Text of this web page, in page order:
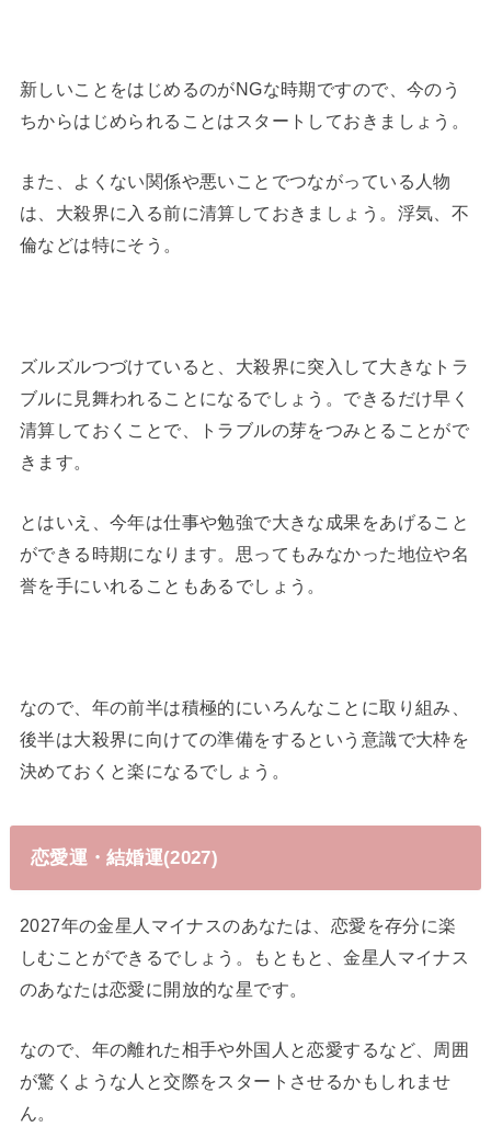
新しいことをはじめるのがNGな時期ですので、今のう
ちからはじめられることはスタートしておきましょう。
また、よくない関係や悪いことでつながっている人物
は、大殺界に入る前に清算しておきましょう。浮気、不
倫などは特にそう。
ズルズルつづけていると、大殺界に突入して大きなトラ
ブルに見舞われることになるでしょう。できるだけ早く
清算しておくことで、トラブルの芽をつみとることがで
きます。
とはいえ、今年は仕事や勉強で大きな成果をあげること
ができる時期になります。思ってもみなかった地位や名
誉を手にいれることもあるでしょう。
なので、年の前半は積極的にいろんなことに取り組み、
後半は大殺界に向けての準備をするという意識で大枠を
決めておくと楽になるでしょう。
恋愛運・結婚運(2027)
2027年の金星人マイナスのあなたは、恋愛を存分に楽
しむことができるでしょう。もともと、金星人マイナス
のあなたは恋愛に開放的な星です。
なので、年の離れた相手や外国人と恋愛するなど、周囲
が驚くような人と交際をスタートさせるかもしれませ
ん。